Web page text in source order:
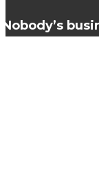
Nobody’s